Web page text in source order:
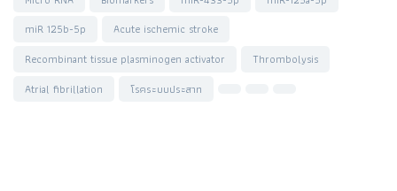
miR 125b-5p
Acute ischemic stroke
Recombinant tissue plasminogen activator
Thrombolysis
Atrial fibrillation
โรคระบบประสาท